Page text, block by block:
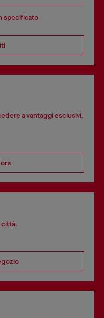
specificato
a vantaggi esclusivi,
città.